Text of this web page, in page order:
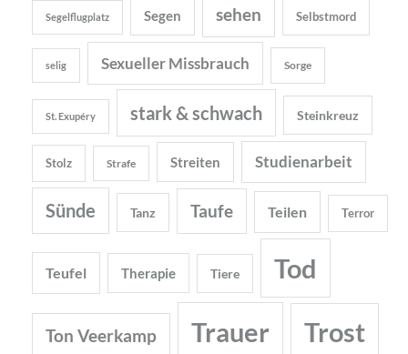
Segelflugplatz Segen sehen Selbstmord
selig Sexueller Missbrauch Sorge
St. Exupéry stark & schwach Steinkreuz
Stolz Strafe Streiten Studienarbeit
Sünde Tanz Taufe Teilen Terror
Teufel Therapie Tiere Tod
Ton Veerkamp Trauer Trost